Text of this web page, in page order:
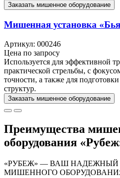
Заказать мишенное оборудование
Мишенная установка
Артикул: 000246
Цена по запросу
Используется для эффективной
практической стрельбы, с
точности, а также для
структур.
Заказать мишенное оборудование
Преимущества
оборудования
«РУБЕЖ» — ВАШ НАДЕЖНЫЙ
МИШЕННОГО